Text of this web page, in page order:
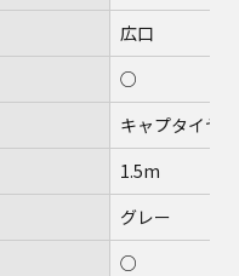
広口
○
キャプタイヤ
1.5m
グレー
○